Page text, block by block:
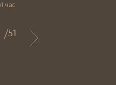
1 час
/51